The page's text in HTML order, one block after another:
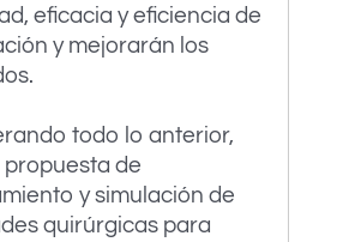
eficacia y eficiencia de
y mejorarán los
todo lo anterior,
de
y simulación de
quirúrgicas para